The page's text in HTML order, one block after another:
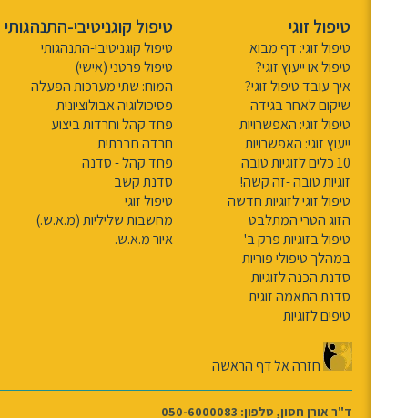
טיפול זוגי
טיפול זוגי: דף מבוא
טיפול או ייעוץ זוגי?
איך עובד טיפול זוגי?
שיקום לאחר בגידה
טיפול זוגי: האפשרויות
ייעוץ זוגי: האפשרויות
10 כלים לזוגיות טובה
זוגיות טובה -זה קשה!
טיפול זוגי לזוגיות חדשה
הזוג הטרי המתלבט
טיפול בזוגיות פרק ב'
במהלך טיפולי פוריות
סדנת הכנה לזוגיות
סדנת התאמה זוגית
טיפים לזוגיות
טיפול קוגניטיבי-התנהגותי
טיפול קוגניטיבי-התנהגותי
טיפול פרטני (אישי)
המוח: שתי מערכות הפעלה
פסיכולוגיה אבולוציונית
פחד קהל וחרדות ביצוע
חרדה חברתית
פחד קהל - סדנה
סדנת קשב
טיפול זוגי
מחשבות שליליות (מ.א.ש.)
איור מ.א.ש.
חזרה אל דף הראשה
ד"ר אורן חסון, טלפון: 050-6000083